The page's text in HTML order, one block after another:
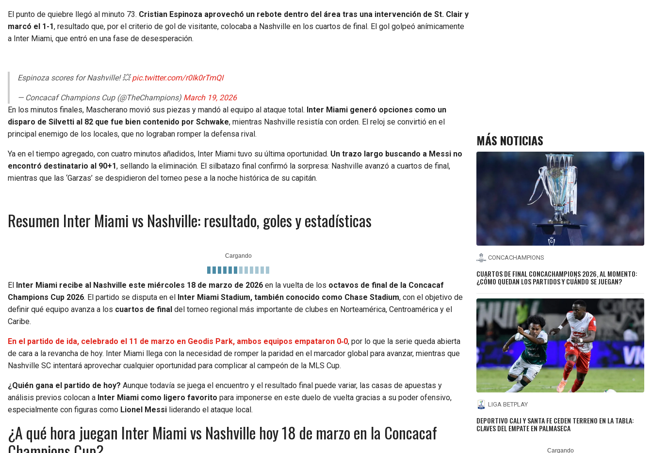
El punto de quiebre llegó al minuto 73. Cristian Espinoza aprovechó un rebote dentro del área tras una intervención de St. Clair y
marcó el 1-1, resultado que, por el criterio de gol de visitante, colocaba a Nashville en los cuartos de final. El gol golpeó anímicamente
a Inter Miami, que entró en una fase de desesperación.
Espinoza scores for Nashville! 💥pic.twitter.com/r0Ik0rTmQI
— Concacaf Champions Cup (@TheChampions) March 19, 2026
En los minutos finales, Mascherano movió sus piezas y mandó al equipo al ataque total. Inter Miami generó opciones como un
disparo de Silvetti al 82 que fue bien contenido por Schwake, mientras Nashville resistía con orden. El reloj se convirtió en el
principal enemigo de los locales, que no lograban romper la defensa rival.
Ya en el tiempo agregado, con cuatro minutos añadidos, Inter Miami tuvo su última oportunidad. Un trazo largo buscando a Messi no
encontró destinatario al 90+1, sellando la eliminación. El silbatazo final confirmó la sorpresa: Nashville avanzó a cuartos de final,
mientras que las ‘Garzas’ se despidieron del torneo pese a la noche histórica de su capitán.
Resumen Inter Miami vs Nashville: resultado, goles y estadísticas
El Inter Miami recibe al Nashville este miércoles 18 de marzo de 2026 en la vuelta de los octavos de final de la Concacaf
Champions Cup 2026. El partido se disputa en el Inter Miami Stadium, también conocido como Chase Stadium, con el objetivo de
definir qué equipo avanza a los cuartos de final del torneo regional más importante de clubes en Norteamérica, Centroamérica y el
Caribe.
En el partido de ida, celebrado el 11 de marzo en Geodis Park, ambos equipos empataron 0‑0, por lo que la serie queda abierta
de cara a la revancha de hoy. Inter Miami llega con la necesidad de romper la paridad en el marcador global para avanzar, mientras que
Nashville SC intentará aprovechar cualquier oportunidad para complicar al campeón de la MLS Cup.
¿Quién gana el partido de hoy? Aunque todavía se juega el encuentro y el resultado final puede variar, las casas de apuestas y
análisis previos colocan a Inter Miami como ligero favorito para imponerse en este duelo de vuelta gracias a su poder ofensivo,
especialmente con figuras como Lionel Messi liderando el ataque local.
¿A qué hora juegan Inter Miami vs Nashville hoy 18 de marzo en la Concacaf
MÁS NOTICIAS
CONCACHAMPIONS
CUARTOS DE FINAL CONCACHAMPIONS 2026, AL MOMENTO:
¿CÓMO QUEDAN LOS PARTIDOS Y CUÁNDO SE JUEGAN?
LIGA BETPLAY
DEPORTIVO CALI Y SANTA FE CEDEN TERRENO EN LA TABLA:
CLAVES DEL EMPATE EN PALMASECA